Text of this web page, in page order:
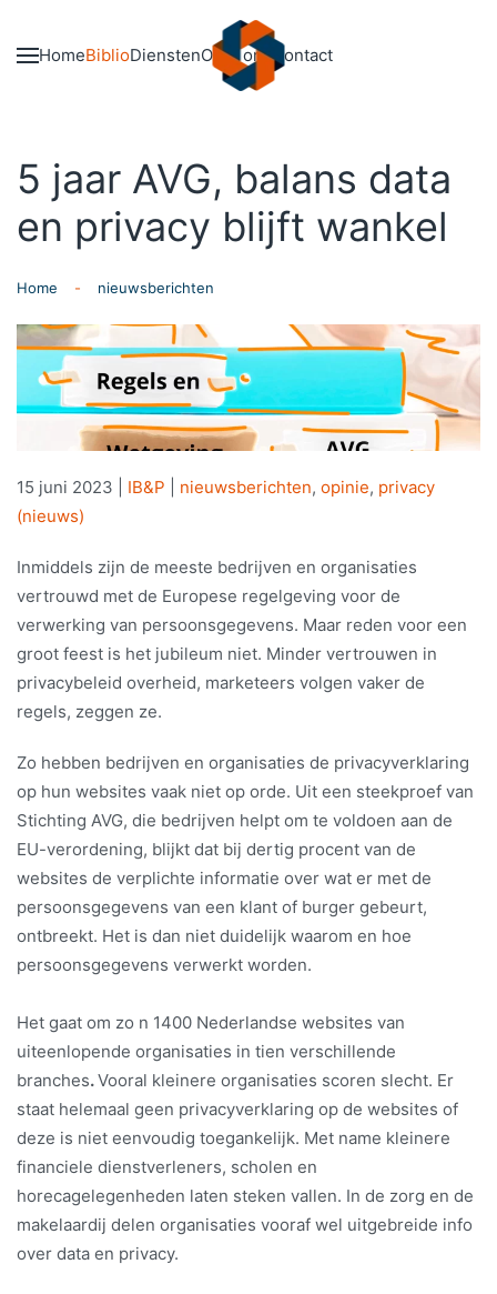
Skip to main content
HomeBiblioDienstenOver onsContact
5 jaar AVG, balans data
en privacy blijft wankel
Home nieuwsberichten
15 juni 2023 IB&P nieuwsberichten, opinie, privacy
(nieuws)
Inmiddels zijn de meeste bedrijven en organisaties
vertrouwd met de Europese regelgeving voor de
verwerking van persoonsgegevens. Maar reden voor een
groot feest is het jubileum niet. Minder vertrouwen in
privacybeleid overheid, marketeers volgen vaker de
regels, zeggen ze.
Zo hebben bedrijven en organisaties de privacyverklaring
op hun websites vaak niet op orde. Uit een steekproef van
Stichting AVG, die bedrijven helpt om te voldoen aan de
EU-verordening, blijkt dat bij dertig procent van de
websites de verplichte informatie over wat er met de
persoonsgegevens van een klant of burger gebeurt,
ontbreekt. Het is dan niet duidelijk waarom en hoe
persoonsgegevens verwerkt worden.
Het gaat om zo n 1400 Nederlandse websites van
uiteenlopende organisaties in tien verschillende
branches.Vooral kleinere organisaties scoren slecht. Er
staat helemaal geen privacyverklaring op de websites of
deze is niet eenvoudig toegankelijk. Met name kleinere
financiele dienstverleners, scholen en
horecagelegenheden laten steken vallen. In de zorg en de
makelaardij delen organisaties vooraf wel uitgebreide info
over data en privacy.